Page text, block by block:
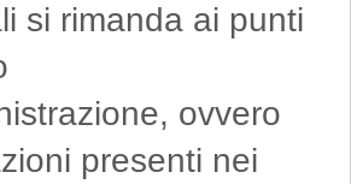
si rimanda ai punti
ovvero
presenti nei